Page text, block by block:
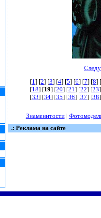
[1] [2] [3] [4] [5] [6] [7] [8] [
[18] [19] [20] [21] [22] [23
[33] [34] [35] [36] [37] [38
Знаменитости|
.: Реклама на сайте